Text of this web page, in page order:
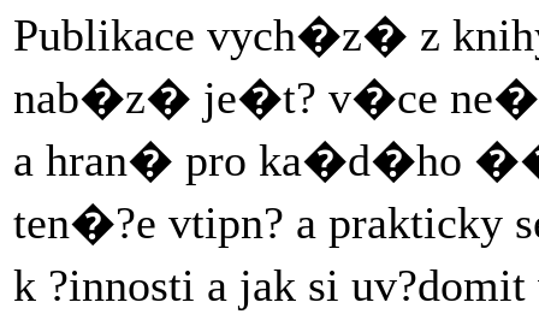
Publikace vych�z� z
nab�z� je�t? v�ce ne�
a hran� pro ka�d�ho
ten�?e vtipn? a prakticky
k ?innosti a jak si